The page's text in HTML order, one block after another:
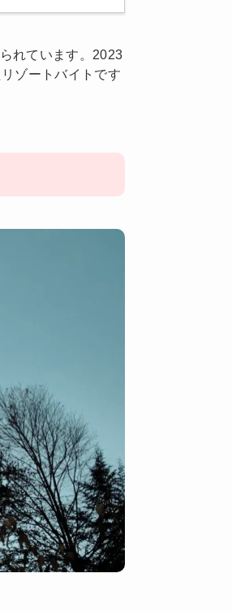
れています。2023
ゾートバイトです